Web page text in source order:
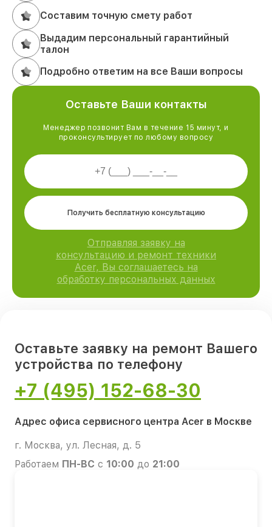
Составим точную смету работ
Выдадим персональный гарантийный
талон
Подробно ответим на все Ваши вопросы
Оставьте Ваши контакты
Менеджер позвонит Вам в течение 15 минут, и
проконсультирует по любому вопросу
Получить бесплатную консультацию
Отправляя заявку на
консультацию и ремонт техники
Acer, Вы соглашаетесь на
обработку персональных данных
Оставьте заявку на ремонт Вашего
устройства по телефону
+7 (495) 152-68-30
Адрес офиса сервисного центра Acer в Москве
г. Москва, ул. Лесная, д. 5
Работаем ПН-ВС с 10:00 до 21:00